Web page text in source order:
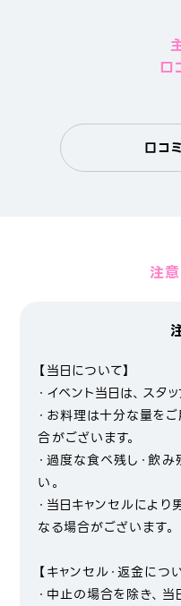
口
口コ
注
【当日について】
・イベント当日は、スタ
・お料理は十分な量を
合がございます。
・過度な食べ残し・飲
い。
・当日キャンセルによ
なる場合がございます。
【キャンセル・返金につ
・中止の場合を除き、